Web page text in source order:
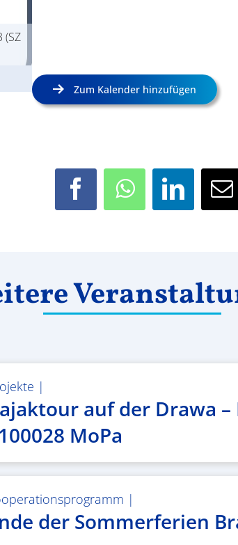
(SZ
Zum Kalender hinzufügen
Facebook WhatsApp LinkedIn
E-
|
auf der Drawa –
MoPa
|
der Sommerferien